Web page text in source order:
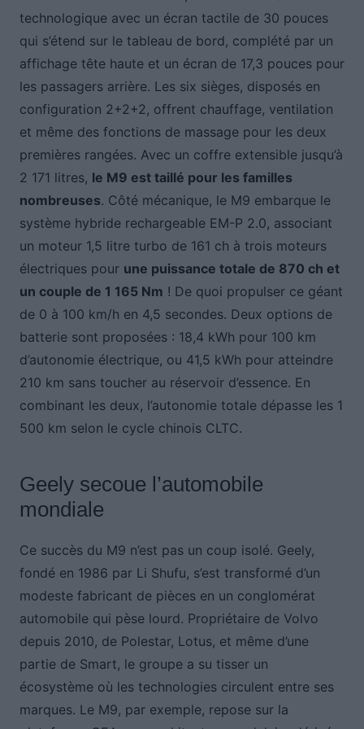
technologique avec un écran tactile de 30 pouces
qui s’étend sur le tableau de bord, complété par un
affichage tête haute et un écran de 17,3 pouces pour
les passagers arrière. Les six sièges, disposés en
configuration 2+2+2, offrent chauffage, ventilation
et même des fonctions de massage pour les deux
premières rangées. Avec un coffre extensible jusqu’à
2 171 litres, le M9 est taillé pour les familles
nombreuses. Côté mécanique, le M9 embarque le
système hybride rechargeable EM-P 2.0, associant
un moteur 1,5 litre turbo de 161 ch à trois moteurs
électriques pour une puissance totale de 870 ch et
un couple de 1 165 Nm ! De quoi propulser ce géant
de 0 à 100 km/h en 4,5 secondes. Deux options de
batterie sont proposées : 18,4 kWh pour 100 km
d’autonomie électrique, ou 41,5 kWh pour atteindre
210 km sans toucher au réservoir d’essence. En
combinant les deux, l’autonomie totale dépasse les 1
500 km selon le cycle chinois CLTC.
Geely secoue l’automobile
mondiale
Ce succès du M9 n’est pas un coup isolé. Geely,
fondé en 1986 par Li Shufu, s’est transformé d’un
modeste fabricant de pièces en un conglomérat
automobile qui pèse lourd. Propriétaire de Volvo
depuis 2010, de Polestar, Lotus, et même d’une
partie de Smart, le groupe a su tisser un
écosystème où les technologies circulent entre ses
marques. Le M9, par exemple, repose sur la